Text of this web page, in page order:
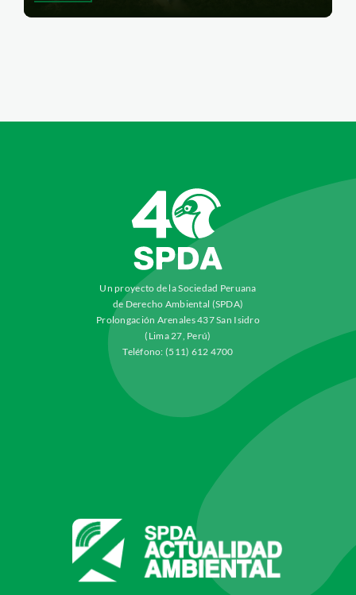
Un proyecto de la Sociedad Peruana
de Derecho Ambiental (SPDA)
Prolongación Arenales 437 San Isidro
(Lima 27, Perú)
Teléfono: (511) 612 4700